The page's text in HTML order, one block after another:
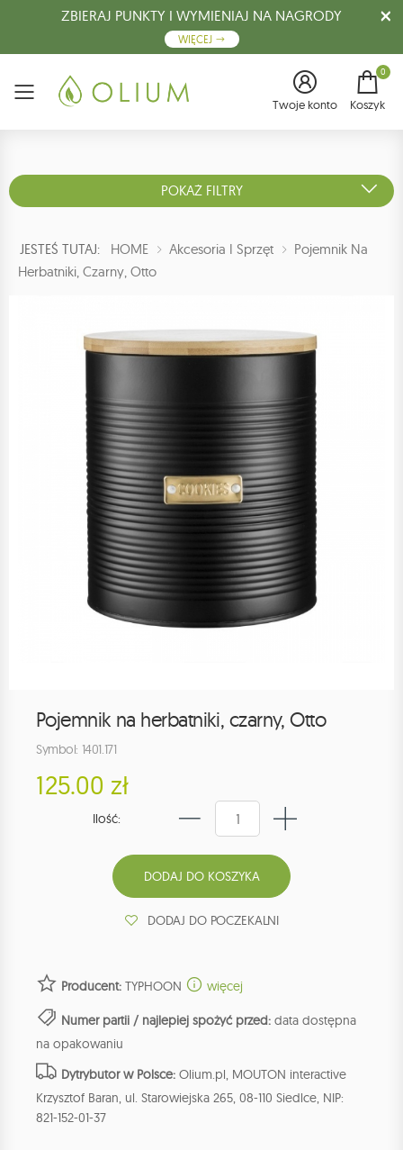
ZBIERAJ PUNKTY I WYMIENIAJ NA NAGRODY
WIĘCEJ
Menu Twoje konto
0
Koszyk
POKAŻ FILTRY
JESTEŚ TUTAJ: HOME Akcesoria I Sprzęt
Pojemnik Na
Herbatniki, Czarny, Otto
Pojemnik na herbatniki, czarny, Otto
Symbol: 1401.171
125.00 zł
Ilość:
DODAJ DO POCZEKALNI
Producent: TYPHOON więcej
Numer partii / najlepiej spożyć przed: data dostępna
na opakowaniu
Dytrybutor w Polsce: Olium.pl, MOUTON interactive
Krzysztof Baran, ul. Starowiejska 265, 08-110 Siedlce, NIP:
821-152-01-37